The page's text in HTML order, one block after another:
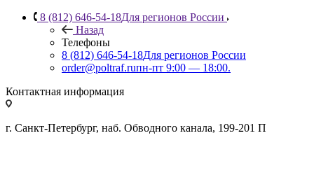
8 (812) 646-54-18Для регионов России
Назад
Телефоны
8 (812) 646-54-18Для регионов России
order@poltraf.ruпн-пт 9:00 — 18:00.
Контактная информация
г. Санкт-Петербург, наб. Обводного канала, 199-201 П